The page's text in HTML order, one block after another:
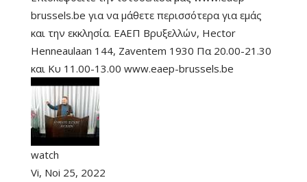
brussels.be για να μάθετε περισσότερα για εμάς
και την εκκλησία. ΕΑΕΠ Βρυξελλών, Hector
Henneaulaan 144, Zaventem 1930 Πα 20.00-21.30
και Κυ 11.00-13.00 www.eaep-brussels.be
watch
Vi, Noi 25, 2022